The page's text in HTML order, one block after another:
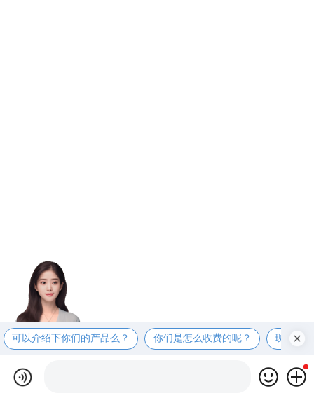
可以介绍下你们的产品么？ 你们是怎么收费的呢？ 现在有